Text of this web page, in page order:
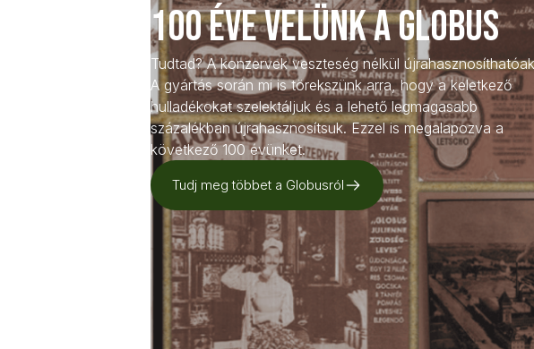
100 éve velünk a globus
Tudtad? A konzervek veszteség nélkül
A gyártás során mi is törekszünk arra, hogy a keletkező
hulladékokat szelektáljuk és a lehető legmagasabb
százalékban újrahasznosítsuk. Ezzel is megalapozva a
következő 100 évünket.
Tudj meg többet a Globusról